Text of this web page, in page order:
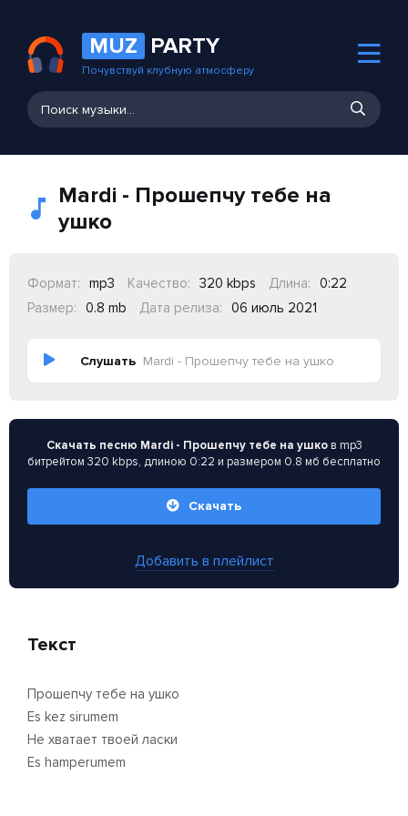
MUZ PARTY
Почувствуй клубную атмосферу
Mardi - Прошепчу тебе на
ушко
Формат: mp3 Качество: 320 kbps Длина:
0:22
Размер:
0.8 mb Дата релиза: 06 июль 2021
Слушать Mardi - Прошепчу тебе на ушко
Скачать песню Mardi - Прошепчу тебе на ушков mp3
битрейтом 320 kbps, длиною 0:22 и размером 0.8 мб бесплатно
Скачать
Добавить в плейлист
Текст
Прошепчу тебе на ушко
Es kez sirumem
Не хватает твоей ласки
Es hamperumem